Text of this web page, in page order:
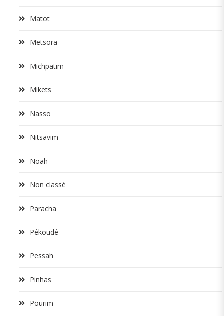
Matot
Metsora
Michpatim
Mikets
Nasso
Nitsavim
Noah
Non classé
Paracha
Pékoudé
Pessah
Pinhas
Pourim